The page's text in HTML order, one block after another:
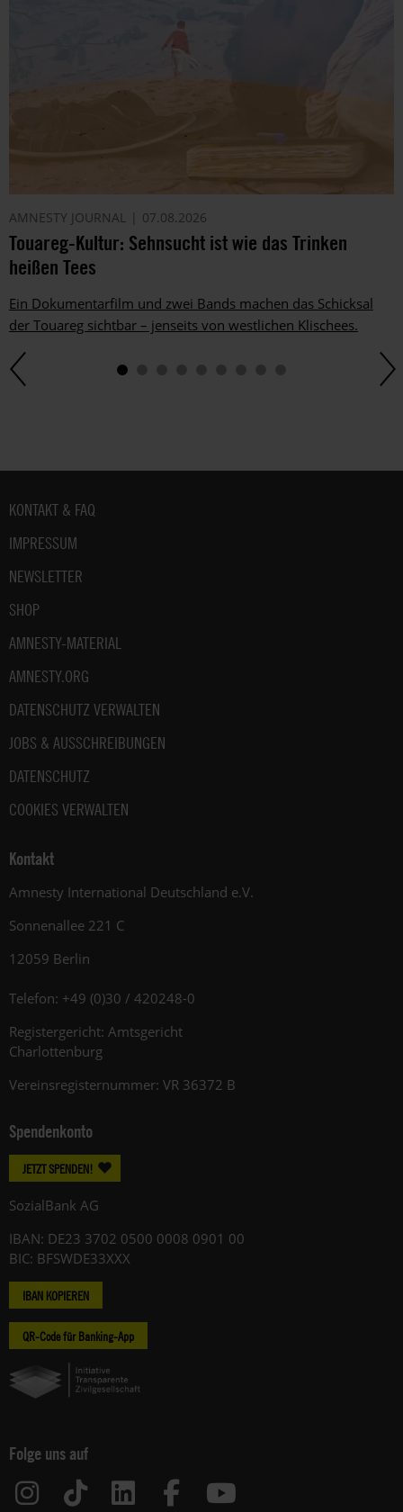
AMNESTY JOURNAL 07.08.2026
Touareg-Kultur: Sehnsucht ist wie das Trinken
heißen Tees
Ein Dokumentarfilm und zwei Bands machen das Schicksal
der Touareg sichtbar – jenseits von westlichen Klischees.
Fußbereich
KONTAKT & FAQ
IMPRESSUM
NEWSLETTER
SHOP
AMNESTY-MATERIAL
AMNESTY.ORG
DATENSCHUTZ VERWALTEN
JOBS & AUSSCHREIBUNGEN
DATENSCHUTZ
COOKIES VERWALTEN
Kontakt
Amnesty International Deutschland e.V.
Sonnenallee 221 C
12059 Berlin
Telefon: +49 (0)30 / 420248-0
Registergericht: Amtsgericht
Charlottenburg
Vereinsregisternummer: VR 36372 B
Spendenkonto
JETZT SPENDEN!
SozialBank AG
IBAN: DE23 3702 0500 0008 0901 00
BIC: BFSWDE33XXX
IBAN KOPIEREN
QR-Code für Banking-App
Folge uns auf